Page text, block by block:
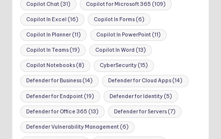
Copilot Chat (31) Copilot for Microsoft 365 (109)
Copilot In Excel (16) Copilot In Forms(6)
Copilot In Planner (11) Copilot In PowerPoint(11)
Copilot In Teams (19) Copilot In Word (13)
Copilot Notebooks (8) CyberSecurity(15)
Defender for Business (14) Defender for Cloud Apps(14)
Defender for Endpoint (19) Defender for Identity(5)
Defender for Office 365 (13) Defender for Servers(7)
Defender Vulnerability Management (6)